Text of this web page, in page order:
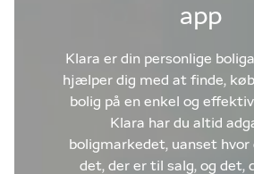
app
Klara er din personlige
hjælper dig med at finde,
bolig på en enkel og
Klara har du altid
boligmarkedet, uanset hvor
det, der er til salg, og det,